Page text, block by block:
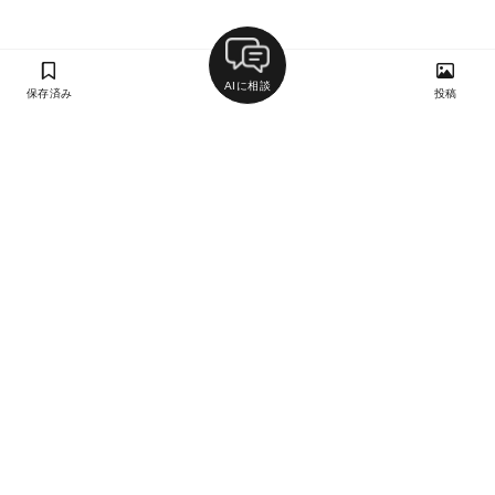
保存済み
AIに相談
投稿